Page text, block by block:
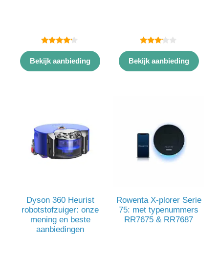
4.00
van 5
Bekijk aanbieding
3.00
van 5
Bekijk aanbieding
Dyson 360 Heurist
robotstofzuiger: onze
mening en beste
aanbiedingen
Rowenta X-plorer Serie
75: met typenummers
RR7675 & RR7687